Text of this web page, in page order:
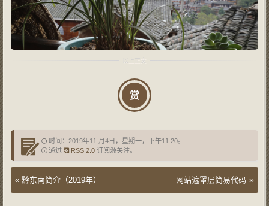
赏
时间：2019年11 月4日，星期一，下午11:20。
通过
RSS 2.0订阅源关注。
« 黔东南简介（2019年） 网站遮罩层简易代码 »